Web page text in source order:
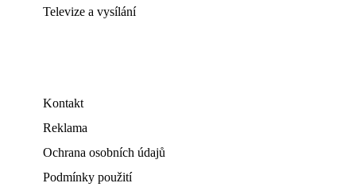
Televize a vysílání
Kontakt
Reklama
Ochrana osobních údajů
Podmínky použití